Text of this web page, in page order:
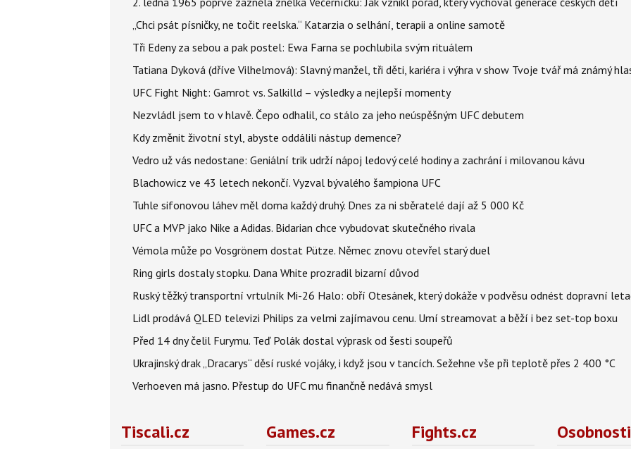
„Chci psát písničky, ne točit reelska.“ Katarzia o selhání, terapii a online samotě
Tři Edeny za sebou a pak postel: Ewa Farna se pochlubila svým rituálem
Tatiana Dyková (dříve Vilhelmová): Slavný manžel, tři děti, kariéra i výhra v show Tvoje tvář má známý
UFC Fight Night: Gamrot vs. Salkilld – výsledky a nejlepší momenty
Nezvládl jsem to v hlavě. Čepo odhalil, co stálo za jeho neúspěšným UFC debutem
Kdy změnit životní styl, abyste oddálili nástup demence?
Vedro už vás nedostane: Geniální trik udrží nápoj ledový celé hodiny a zachrání i milovanou kávu
Blachowicz ve 43 letech nekončí. Vyzval bývalého šampiona UFC
Tuhle sifonovou láhev měl doma každý druhý. Dnes za ni sběratelé dají až 5 000 Kč
UFC a MVP jako Nike a Adidas. Bidarian chce vybudovat skutečného rivala
Vémola může po Vosgrönem dostat Pütze. Němec znovu otevřel starý duel
Ring girls dostaly stopku. Dana White prozradil bizarní důvod
Ruský těžký transportní vrtulník Mi-26 Halo: obří Otesánek, který dokáže v podvěsu odnést dopravní
Lidl prodává QLED televizi Philips za velmi zajímavou cenu. Umí streamovat a běží i bez set-top boxu
Před 14 dny čelil Furymu. Teď Polák dostal výprask od šesti soupeřů
Ukrajinský drak „Dracarys“ děsí ruské vojáky, i když jsou v tancích. Sežehne vše při teplotě přes 2 400 °C
Verhoeven má jasno. Přestup do UFC mu finančně nedává smysl
Tiscali.cz Games.cz Fights.cz